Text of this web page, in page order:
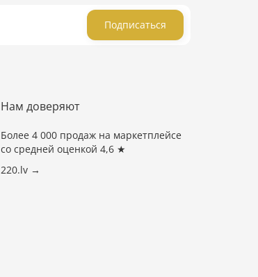
Подписаться
Нам доверяют
Более 4 000 продаж на маркетплейсе
со средней оценкой 4,6 ★
220.lv →